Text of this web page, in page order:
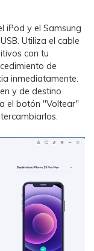
iPod y el Samsung
Utiliza el cable
con tu
de
inmediatamente.
y de destino
el botón "Voltear"